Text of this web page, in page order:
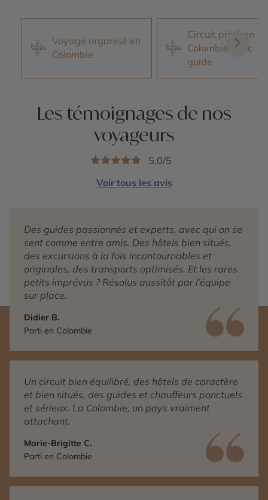
Voyage organisé en
Colombie
Circuit privé en
Colombie avec
guide
Les témoignages de nos
voyageurs
5,0/5
Voir tous les avis
Des guides passionnés et experts, avec qui on se
sent comme entre amis. Des hôtels bien situés,
des excursions à la fois incontournables et
originales, des transports optimisés. Et les rares
petits imprévus ? Résolus aussitôt par l’équipe
sur place.
Didier B.
Parti en Colombie
Un circuit bien équilibré, des hôtels de caractère
et bien situés, des guides et chauffeurs ponctuels
et sérieux. La Colombie, un pays vraiment
attachant.
Marie-Brigitte C.
Parti en Colombie